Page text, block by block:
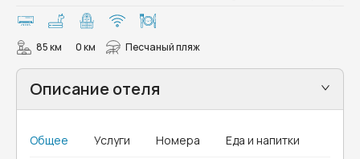
85 км 0 км Песчаный пляж
Описание отеля
Общее Услуги Номера Еда и напитки